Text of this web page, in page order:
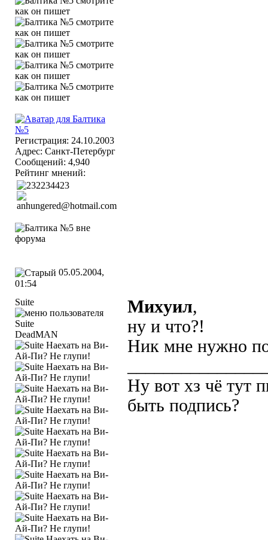
Регистрация: 24.10.2003
Адрес: Санкт-Петербург
Сообщений: 4,940
Рейтинг мнений:
05.05.2004,
01:54
Suite
DeadMAN
Михyил,
ну и что?!
Ник мне нужно
Ну вот хз чё тут
быть подпись?